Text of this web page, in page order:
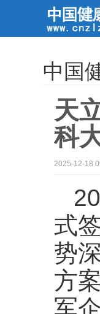
中国
天
科
2025-12-18
式
势
方
军